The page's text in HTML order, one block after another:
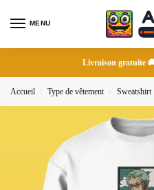
MENU
Livraison gratuite
Accueil / Type de vêtement / Sweatshirt